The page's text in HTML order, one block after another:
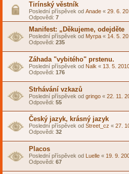
Tirínský věstník
Poslední příspěvek od Anade « 29. 6.
Odpovědi: 7
Manifest: „Děkujeme, odejděte
Poslední příspěvek od Myrpa « 14. 5.
Odpovědi: 235
Záhada "vybitého" prstenu.
Poslední příspěvek od Nalk « 13. 5.
Odpovědi: 176
Strhávání vzkazů
Poslední příspěvek od gringo « 22. 11.
Odpovědi: 55
Český jazyk, krásný jazyk
Poslední příspěvek od Street_cz « 27.
Odpovědi: 32
Placos
Poslední příspěvek od Luelle « 19. 9.
Odpovědi: 67